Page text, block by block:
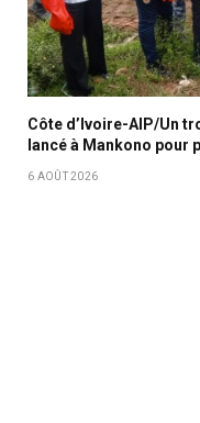
Côte d’Ivoire-AIP/Un
lancé à Mankono pour
6 AOÛT 2026